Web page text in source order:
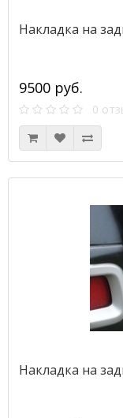
Накладка на
9500 руб.
0
Накладка на